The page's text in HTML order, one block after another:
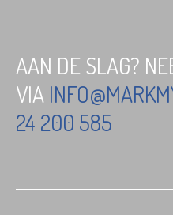
AAN DE SLAG?
VIA
24 200 585